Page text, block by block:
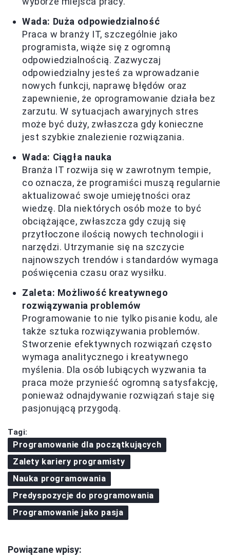
Wada: Duża odpowiedzialność
Praca w branży IT, szczególnie jako
programista, wiąże się z ogromną
odpowiedzialnością. Zazwyczaj
odpowiedzialny jesteś za wprowadzanie
nowych funkcji, naprawę błędów oraz
zapewnienie, że oprogramowanie działa bez
zarzutu. W sytuacjach awaryjnych stres
może być duży, zwłaszcza gdy konieczne
jest szybkie znalezienie rozwiązania.
Wada: Ciągła nauka
Branża IT rozwija się w zawrotnym tempie,
co oznacza, że programiści muszą regularnie
aktualizować swoje umiejętności oraz
wiedzę. Dla niektórych osób może to być
obciążające, zwłaszcza gdy czują się
przytłoczone ilością nowych technologii i
narzędzi. Utrzymanie się na szczycie
najnowszych trendów i standardów wymaga
poświęcenia czasu oraz wysiłku.
Zaleta: Możliwość kreatywnego
rozwiązywania problemów
Programowanie to nie tylko pisanie kodu, ale
także sztuka rozwiązywania problemów.
Stworzenie efektywnych rozwiązań często
wymaga analitycznego i kreatywnego
myślenia. Dla osób lubiących wyzwania ta
praca może przynieść ogromną satysfakcję,
ponieważ odnajdywanie rozwiązań staje się
pasjonującą przygodą.
Tagi:
Programowanie dla początkujących
Zalety kariery programisty
Nauka programowania
Predyspozycje do programowania
Programowanie jako pasja
Powiązane wpisy: